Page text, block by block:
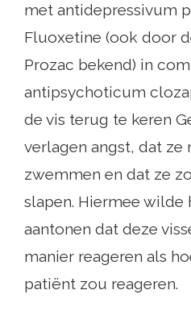
met antidepressivum
Fluoxetine (ook door
Prozac bekend) in
antipsychoticum
de vis terug te keren
verlagen angst, dat ze
zwemmen en dat ze
slapen. Hiermee wilde
aantonen dat deze
manier reageren als
patiënt zou reageren.